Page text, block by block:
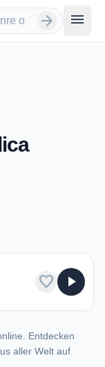
arrow_forward menu
for La Super
favorite play_arrow
Entdecken
aller Welt auf